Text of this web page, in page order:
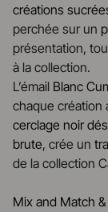
créations
perchée sur un
présentation,
à la collection.
L’émail Blanc
chaque création
cerclage noir
brute, crée un
de la collection
Mix and Match